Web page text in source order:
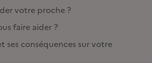
votre proche ?
faire aider ?
ses conséquences sur votre